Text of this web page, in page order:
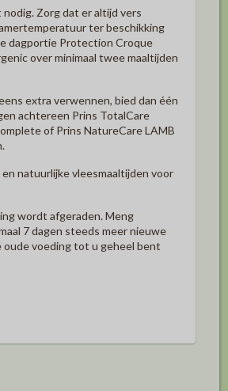
Zorg dat er altijd vers
ter beschikking
dagportie Protection Croque
over minimaal twee maaltijden
extra verwennen, bied dan één
achtereen Prins TotalCare
of Prins NatureCare LAMB
natuurlijke vleesmaaltijden voor
wordt afgeraden. Meng
7 dagen steeds meer nieuwe
oude voeding tot u geheel bent